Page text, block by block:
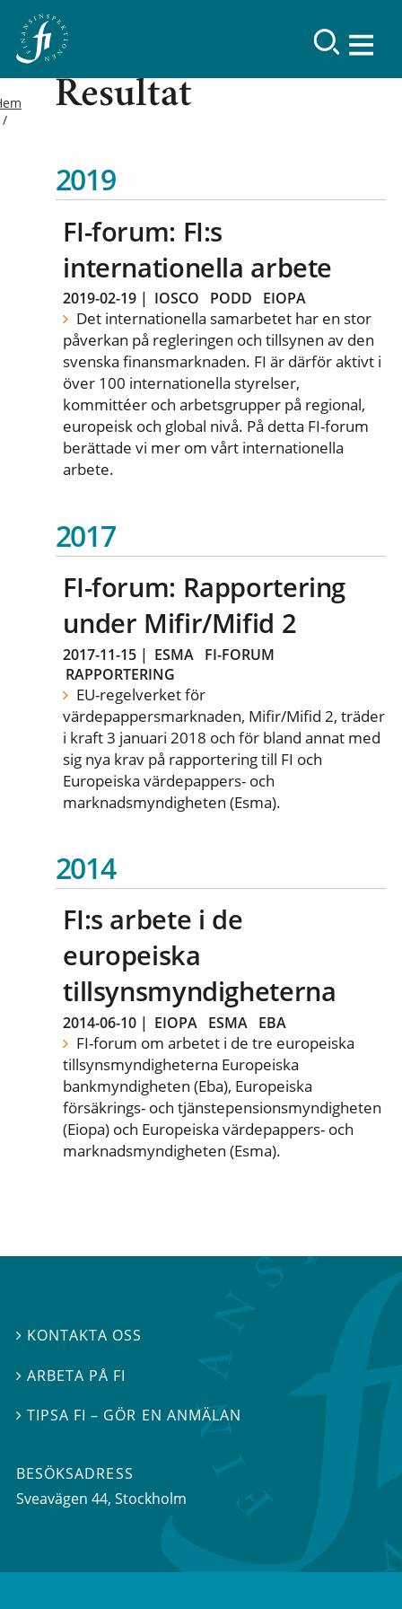
Resultat
2019
FI-forum: FI:s
internationella arbete
2019-02-19 | IOSCO PODD EIOPA
Det internationella samarbetet har en stor
påverkan på regleringen och tillsynen av den
svenska finansmarknaden. FI är därför aktivt i
över 100 internationella styrelser,
kommittéer och arbetsgrupper på regional,
europeisk och global nivå. På detta FI-forum
berättade vi mer om vårt internationella
arbete.
2017
FI-forum: Rapportering
under Mifir/Mifid 2
2017-11-15 | ESMA FI-FORUM
RAPPORTERING
EU-regelverket för
värdepappersmarknaden, Mifir/Mifid 2, träder
i kraft 3 januari 2018 och för bland annat med
sig nya krav på rapportering till FI och
Europeiska värdepappers- och
marknadsmyndigheten (Esma).
2014
FI:s arbete i de
europeiska
tillsynsmyndigheterna
2014-06-10 | EIOPA ESMA EBA
FI-forum om arbetet i de tre europeiska
tillsynsmyndigheterna Europeiska
bankmyndigheten (Eba), Europeiska
försäkrings- och tjänstepensionsmyndigheten
(Eiopa) och Europeiska värdepappers- och
marknadsmyndigheten (Esma).
 KONTAKTA OSS
 ARBETA PÅ FI
TIPSA FI – GÖR EN ANMÄLAN
BESÖKSADRESS
Sveavägen 44, Stockholm